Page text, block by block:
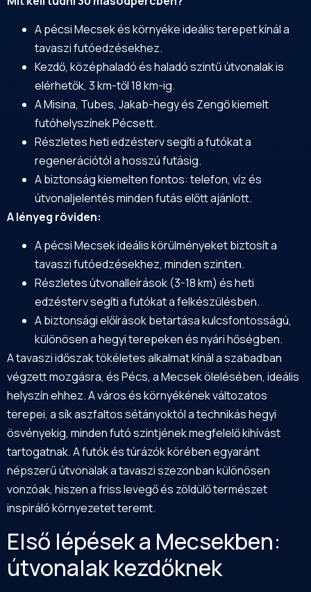
A pécsiMecsekés környéke ideális terepet kínál a
tavaszi futóedzésekhez.
Kezdő, középhaladó és haladó szintű útvonalak is
elérhetők, 3 km-től 18 km-ig.
A Misina, Tubes, Jakab-hegy és Zengő kiemelt
futóhelyszínek Pécsett.
Részletes heti edzésterv segíti a futókat a
regenerációtól a hosszú futásig.
A biztonság kiemelten fontos: telefon, víz és
útvonaljelentés minden futás előtt ajánlott.
A lényeg röviden:
A pécsi Mecsek ideális körülményeket biztosít a
tavaszi futóedzésekhez, minden szinten.
Részletes útvonalleírások (3-18 km) és heti
edzésterv segíti a futókat a felkészülésben.
A biztonsági előírások betartása kulcsfontosságú,
különösen a hegyi terepeken és nyári hőségben.
A tavaszi időszak tökéletes alkalmat kínál a szabadban
végzett mozgásra, és Pécs, a Mecsek ölelésében, ideális
helyszín ehhez. A város és környékének változatos
terepei, a sík aszfaltos sétányoktól a technikás hegyi
ösvényekig, minden futó szintjének megfelelő kihívást
tartogatnak. A futók és túrázók körében egyaránt
népszerű útvonalak a tavaszi szezonban különösen
vonzóak, hiszen a friss levegő és zöldülő természet
inspiráló környezetet teremt.
Első lépések a Mecsekben:
útvonalak kezdőknek